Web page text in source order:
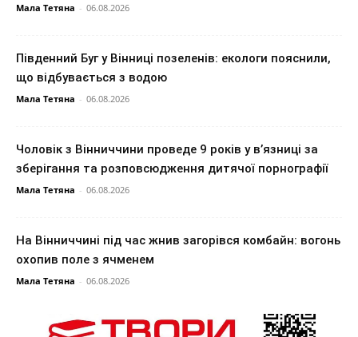
Мала Тетяна - 06.08.2026
Південний Буг у Вінниці позеленів: екологи пояснили,
що відбувається з водою
Мала Тетяна - 06.08.2026
Чоловік з Вінниччини проведе 9 років у в’язниці за
зберігання та розповсюдження дитячої порнографії
Мала Тетяна - 06.08.2026
На Вінниччині під час жнив загорівся комбайн: вогонь
охопив поле з ячменем
Мала Тетяна - 06.08.2026